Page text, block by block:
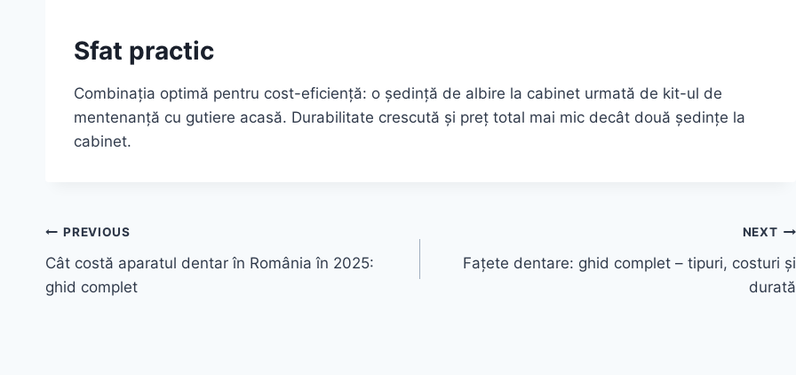
Sfat practic
Combinația optimă pentru cost-eficiență: o ședință de albire la cabinet urmată de kit-ul de
mentenanță cu gutiere acasă. Durabilitate crescută și preț total mai mic decât două ședințe la
cabinet.
Navigare
în
PREVIOUS
Cât costă aparatul dentar în România în 2025:
ghid complet
NEXT
Fațete dentare: ghid complet – tipuri, costuri și
durată